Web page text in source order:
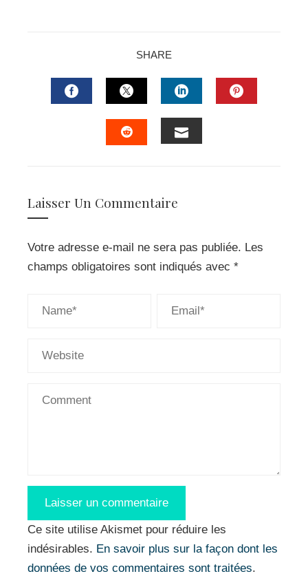
SHARE
FACEBOOKTWITTERLINKEDIN
Laisser Un Commentaire
Votre adresse e-mail ne sera pas publiée. Les
champs obligatoires sont indiqués avec *
Ce site utilise Akismet pour réduire les
indésirables. En savoir plus sur la façon dont les
données de vos commentaires sont traitées.